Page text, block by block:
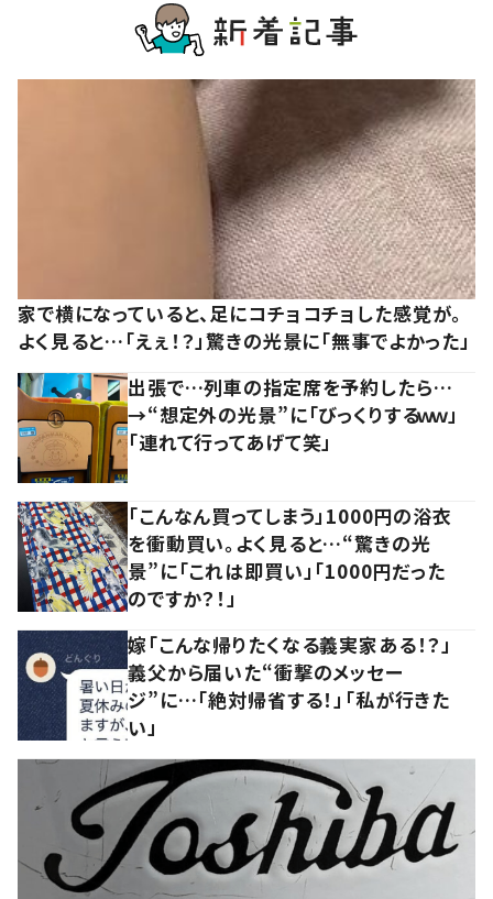
家で横になっていると、足にコチョコチョした感覚が。
よく見ると…「えぇ！？」驚きの光景に「無事でよかった」
出張で…列車の指定席を予約したら…
→“想定外の光景”に「びっくりするｗｗ」
「連れて行ってあげて笑」
「こんなん買ってしまう」1000円の浴衣
を衝動買い。よく見ると…“驚きの光
景”に「これは即買い」「1000円だった
のですか？！」
嫁「こんな帰りたくなる義実家ある！？」
義父から届いた“衝撃のメッセー
ジ”に…「絶対帰省する！」「私が行きた
い」